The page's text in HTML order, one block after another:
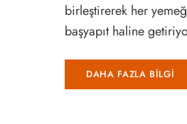
birleştirerek her
başyapıt haline
DAHA FAZLA BİLGİ